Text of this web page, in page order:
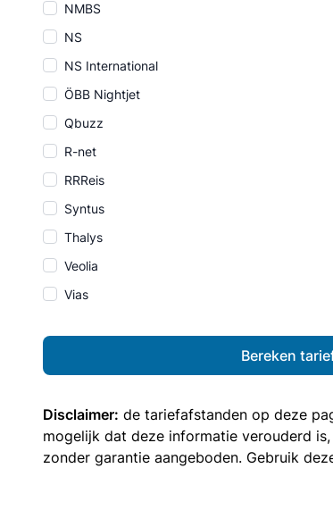
NMBS
NS
NS International
ÖBB Nightjet
Qbuzz
R-net
RRReis
Syntus
Thalys
Veolia
Vias
Bereken
Disclaimer: de tariefafstanden op deze
mogelijk dat deze informatie verouderd
zonder garantie aangeboden. Gebruik